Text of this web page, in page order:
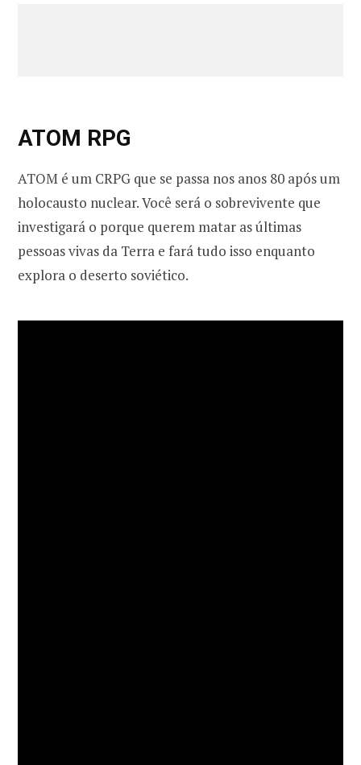
ATOM RPG
ATOM é um CRPG que se passa nos anos 80 após um
holocausto nuclear. Você será o sobrevivente que
investigará o porque querem matar as últimas
pessoas vivas da Terra e fará tudo isso enquanto
explora o deserto soviético.